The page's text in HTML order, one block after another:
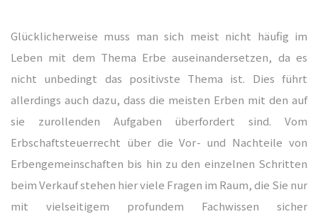
Glücklicherweise muss man sich meist nicht häufig im
Leben mit dem Thema Erbe auseinandersetzen, da es
nicht unbedingt das positivste Thema ist. Dies führt
allerdings auch dazu, dass die meisten Erben mit den auf
sie zurollenden Aufgaben überfordert sind. Vom
Erbschaftsteuerrecht über die Vor- und Nachteile von
Erbengemeinschaften bis hin zu den einzelnen Schritten
beim Verkauf stehen hier viele Fragen im Raum, die Sie nur
mit vielseitigem profundem Fachwissen sicher
-
-